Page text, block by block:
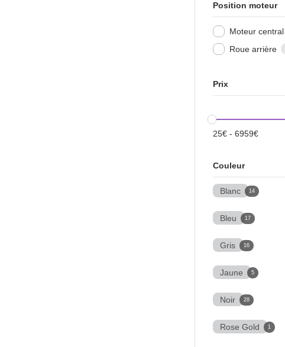
Position moteur
Moteur central
Roue arrière
Prix
25€ -6959€
Couleur
Blanc 14
Bleu 17
Gris 16
Jaune 5
Noir 28
Rose Gold 1